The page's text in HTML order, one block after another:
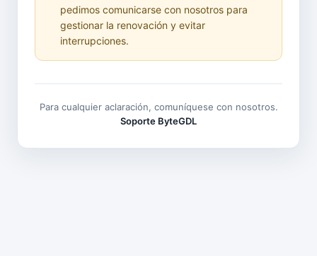
pedimos comunicarse con nosotros para
gestionar la renovación y evitar
interrupciones.
Para cualquier aclaración, comuníquese con nosotros.
Soporte ByteGDL